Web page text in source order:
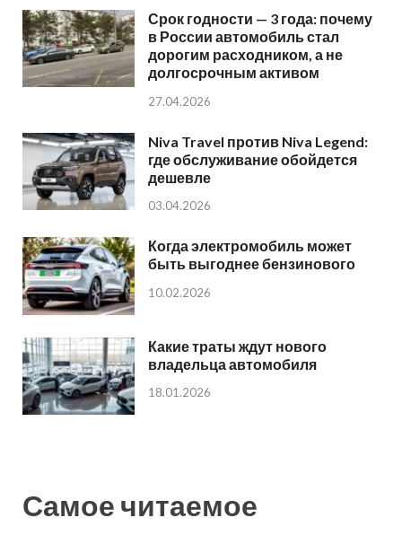
Срок годности — 3 года: почему
в России автомобиль стал
дорогим расходником, а не
долгосрочным активом
27.04.2026
Niva Travel против Niva Legend:
где обслуживание обойдется
дешевле
03.04.2026
Когда электромобиль может
быть выгоднее бензинового
10.02.2026
Какие траты ждут нового
владельца автомобиля
18.01.2026
Самое читаемое